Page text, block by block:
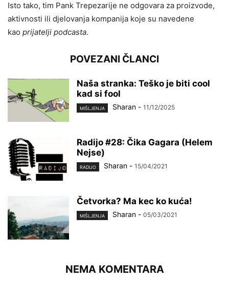
Isto tako, tim Pank Trepezarije ne odgovara za proizvode,
aktivnosti ili djelovanja kompanija koje su navedene
kao prijatelji podcasta.
POVEZANI ČLANCI
Naša stranka: Teško je biti cool
kad si fool
MIŠLJENJA Sharan - 11/12/2025
Radijo #28: Čika Gagara (Helem
Nejse)
RADIJO Sharan - 15/04/2021
Četvorka? Ma kec ko kuća!
MIŠLJENJA Sharan - 05/03/2021
NEMA KOMENTARA